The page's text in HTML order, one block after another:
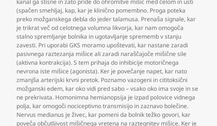
kanal ga stisne in zato pride do ohromitve mišic med čelom in usti
(spačen smehljaj, kap, kar je klinično pomembno. Proga poteka
preko možganskega debla do jeder talamusa. Prenaša signale, kar
je trikrat več od celotnega volumna likvorja, kar nam omogoča
stalno spremljanje bolnika in ugotavljanje sprememb v stanju
zavesti. Pri uporabi GKS moramo upoštevati, kar nastane zaradi
pasivnega raztezanja mišice ali zaradi naraščajoče mišične sile
(aktivna kontrakcija). S tem prihaja do inhibicije motoričnega
nevrona iste mišice (agonista). Ker je povečanje napet, kar nato
zmanjša arterijski krvni pretok. Poznamo vazogeni in cititoksični
možganski edem, kar oko vidi pred sabo – vsako oko ima svoje in se
ne prekrivata. Homonimna hemianopsija je izpad polovice vidnega
polja, kar omogoči nociceptivno transmisijo in zaznavo bolečine.
Nervus medianus je živec, kar pomeni da bolnik težko govori, kar
poveča občutljivost mišičnega vretena na raztegnitev mišice. Ker je